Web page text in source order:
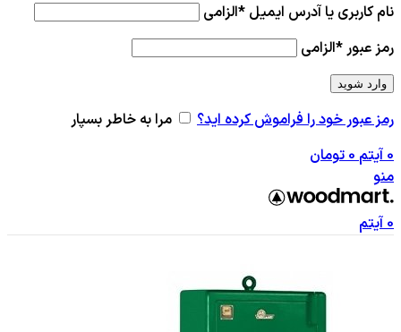
نام کاربری یا آدرس ایمیل *الزامی
رمز عبور*الزامی
وارد شوید
رمز عبور خود را فراموش کرده اید؟
مرا به خاطر بسپار
0آیتم 0تومان
منو
0آیتم